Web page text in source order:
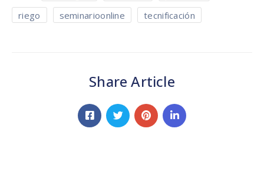
riego
seminarioonline tecnificación
Share Article